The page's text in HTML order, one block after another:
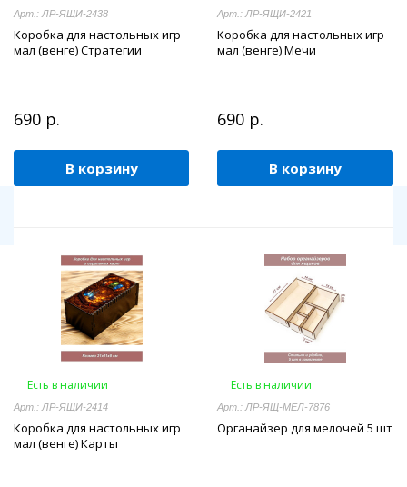
Арт.: ЛР-ЯЩИ-2438
Коробка для настольных игр
мал (венге) Стратегии
690 р.
В корзину
Арт.: ЛР-ЯЩИ-2421
Коробка для настольных игр
мал (венге) Мечи
690 р.
В корзину
Есть в наличии
Арт.: ЛР-ЯЩИ-2414
Коробка для настольных игр
мал (венге) Карты
Есть в наличии
Арт.: ЛР-ЯЩ-МЕЛ-7876
Органайзер для мелочей 5 шт